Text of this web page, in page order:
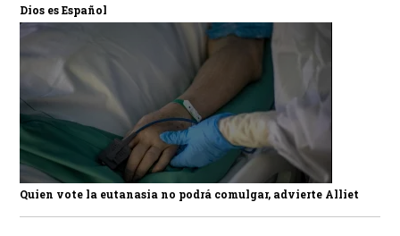
Dios es Español
Quien vote la eutanasia no podrá comulgar, advierte Alliet